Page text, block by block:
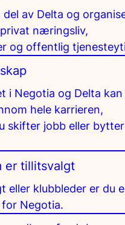
av Delta og
næringsliv,
og offentlig
i Negotia og Delta kan
hele karrieren,
skifter jobb eller bytter
er tillitsvalgt
eller klubbleder er du
Negotia.